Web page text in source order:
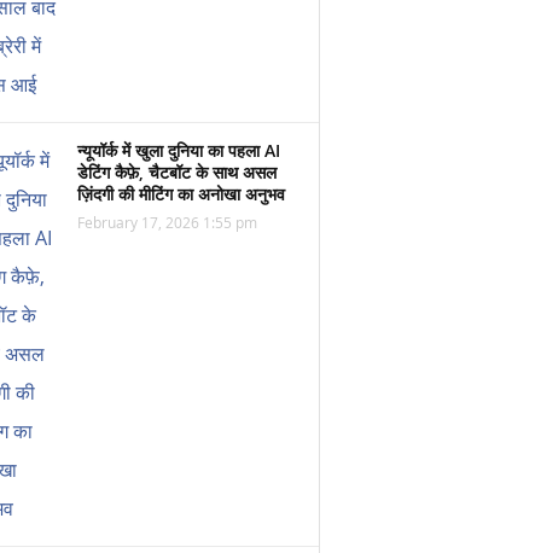
न्यूयॉर्क में खुला दुनिया का पहला AI
डेटिंग कैफ़े, चैटबॉट के साथ असल
ज़िंदगी की मीटिंग का अनोखा अनुभव
February 17, 2026 1:55 pm